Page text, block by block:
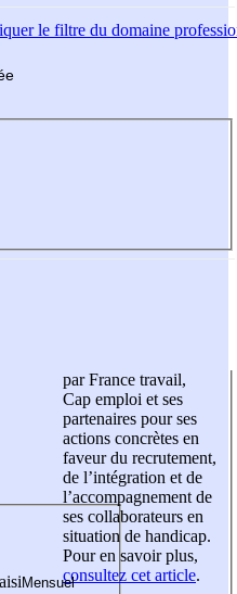
le filtre du domaine
par France travail,
Cap emploi et ses
partenaires pour ses
actions concrètes en
faveur du recrutement,
de l’intégration et de
l’accompagnement de
ses collaborateurs en
situation de handicap.
Pour en savoir plus,
consultez cet article.